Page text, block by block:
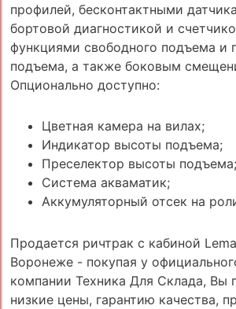
профилей, бесконтактными
бортовой диагностикой и
функциями свободного подъема и
подъема, а также боковым
Опционально доступно:
Цветная камера на вилах;
Индикатор высоты подъема;
Преселектор высоты подъема;
Система акваматик;
Аккумуляторный отсек на
Продается ричтрак с кабиной
Воронеже - покупая у
компании Техника Для Склада, Вы
низкие цены, гарантию качества,